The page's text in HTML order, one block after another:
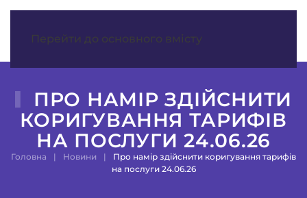
Перейти до основного вмісту
ПРО НАМІР ЗДІЙСНИТИ
КОРИГУВАННЯ ТАРИФІВ
НА ПОСЛУГИ 24.06.26
Головна Новини
Про намір здійснити коригування тарифів
на послуги 24.06.26